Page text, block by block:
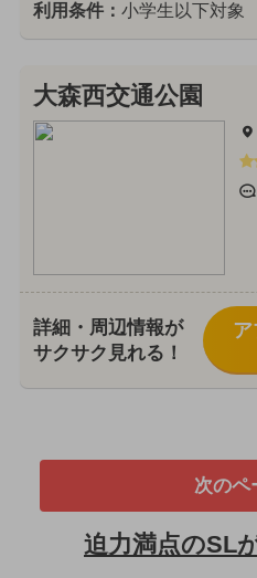
利用条件： 小学生以下対象
大森西交通公園
詳細・周辺情報が
サクサク見れる！
次のペ
迫力満点のSL